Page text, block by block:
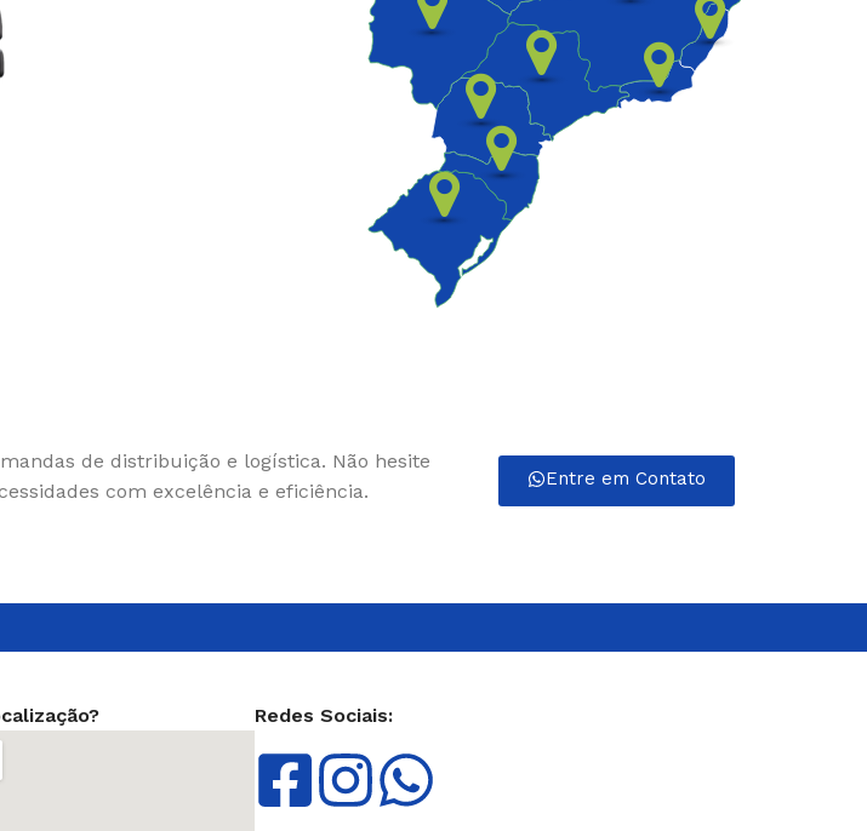
REMOVEDOR DE
INSCRUSTAÇÃO
de distribuição e logística. Não hesite
com excelência e eficiência.
Entre em Contato
Redes Sociais: